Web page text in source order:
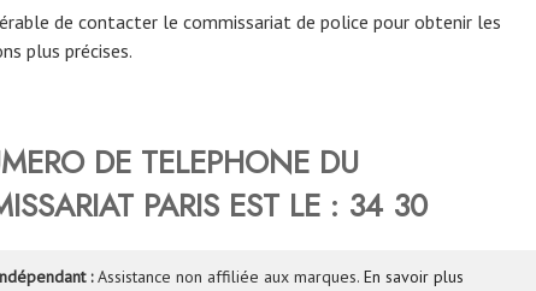
de contacter le commissariat de police pour obtenir les
plus précises.
DE TELEPHONE DU
PARIS EST LE : 34 30
:Assistance non affiliée aux marques. En savoir plus